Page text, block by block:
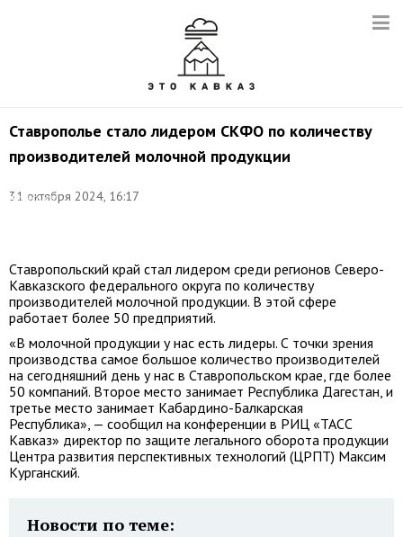
Ставрополье стало лидером СКФО по количеству
производителей молочной продукции
31 октября 2024, 16:17
Александр
Ставропольский край стал лидером среди регионов Северо-
Кавказского федерального округа по количеству
производителей молочной продукции. В этой сфере
работает более 50 предприятий.
«В молочной продукции у нас есть лидеры. С точки зрения
производства самое большое количество производителей
на сегодняшний день у нас в Ставропольском крае, где более
50 компаний. Второе место занимает Республика Дагестан, и
третье место занимает Кабардино-Балкарская
Республика», — сообщил на конференции в РИЦ «ТАСС
Кавказ» директор по защите легального оборота продукции
Центра развития перспективных технологий (ЦРПТ) Максим
Курганский.
Новости по теме: